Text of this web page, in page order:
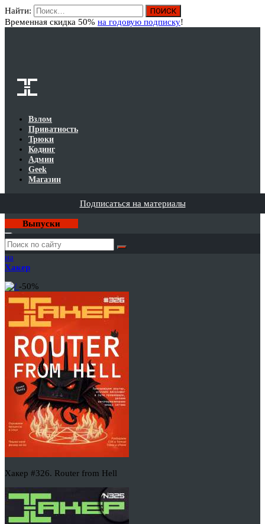
Найти:
Временная скидка 50% на годовую подписку!
Взлом
Приватность
Трюки
Кодинг
Админ
Geek
Магазин
Подписаться на материалы
Выпуски
Годовая
подписка
на
Хакер
-50%
Хакер #326. Router from Hell